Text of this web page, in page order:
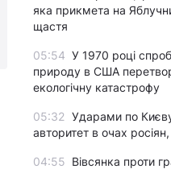
росЗМІ (відео)
яка прикмета на
щастя
05:54 У 1970 році
природу в США
екологічну катастрофу
05:32 Ударами по
авторитет в очах
04:55 Вівсянка проти